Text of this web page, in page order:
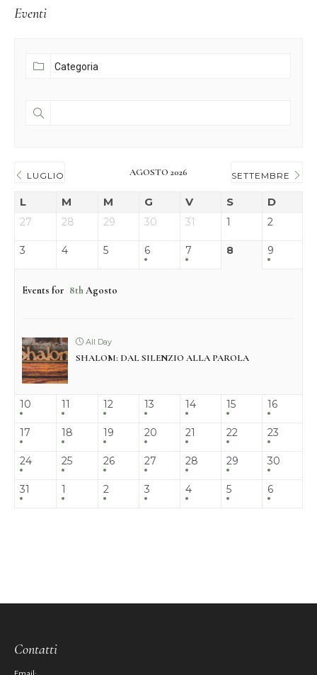
Eventi
LUGLIO AGOSTO 2026 SETTEMBRE
L M M G V S D
27 28 29 30 31 1 2
3 4 5 6 7 8 9
Events for 8thAgosto
All Day
SHALOM: DAL SILENZIO ALLA PAROLA
10 11 12 13 14 15 16
17 18 19 20 21 22 23
24 25 26 27 28 29 30
31 1 2 3 4 5 6
Contatti